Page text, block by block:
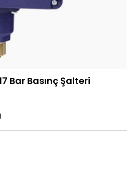
Bar Basınç Şalteri